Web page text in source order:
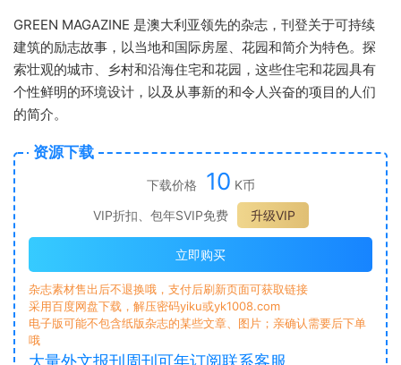
GREEN MAGAZINE 是澳大利亚领先的杂志，刊登关于可持续
建筑的励志故事，以当地和国际房屋、花园和简介为特色。 探
索壮观的城市、乡村和沿海住宅和花园，这些住宅和花园具有
个性鲜明的环境设计，以及从事新的和令人兴奋的项目的人们
的简介。
资源下载
下载价格 10 K币
VIP折扣、包年SVIP免费
升级VIP
立即购买
杂志素材售出后不退换哦，支付后刷新页面可获取链接
采用百度网盘下载，解压密码yiku或yk1008.com
电子版可能不包含纸版杂志的某些文章、图片；亲确认需要后下单
哦
大量外文报刊周刊可年订阅联系客服